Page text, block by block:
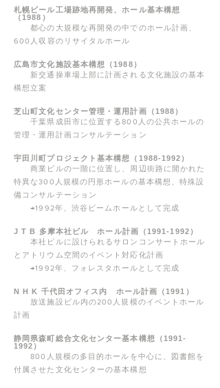
札幌ビール工場跡地再開発、ホール基本構想
（1988）
都心の大規模な再開発の中でのホール計画、
600人収容のリサイタルホール
広島市文化施設基本構想（1988）
新交通操車場上部に計画される文化施設の基本
構想立案
芝山町文化センター管理・運用計画（1988）
千葉県成田市に位置する800人の公共ホールの
管理・運用計画コンサルテーション
宇田川町プロジェクト基本構想（1988-1992）
商業ビルの一階に位置し、周辺街路に開かれた
特異な300人規模の円形ホールの基本構想、特殊設
備コンサルテーション
→1992年、渋谷ビームホールとして完成
J T B 多摩本社ビル ホール計画（1991-1992）
本社ビルに設けられるサロンコンサートホール
とアトリウム空間のイベント対応化計画
→1992年、フォレスタホールとして完成
N H K 千代田オフィス内 ホール計画（1991）
放送施設ビル内の200人規模のイベントホール
計画
静岡県森町総合文化センター基本構想（1991-
1992）
800人規模の多目的ホールを中心に、図書館を
付属させた文化センターの基本構想